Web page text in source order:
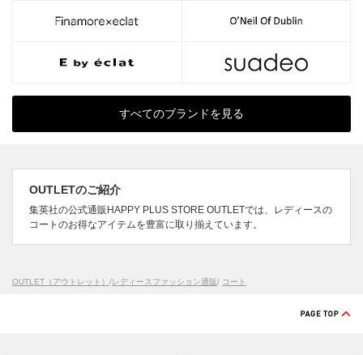
すべてのブランドを見る
OUTLETのご紹介
集英社の公式通販HAPPY PLUS STORE OUTLETでは、レディースの
コートのお得なアイテムを豊富に取り揃えています。
OUTLET（アウトレット） /レディースファッション通販/ コート